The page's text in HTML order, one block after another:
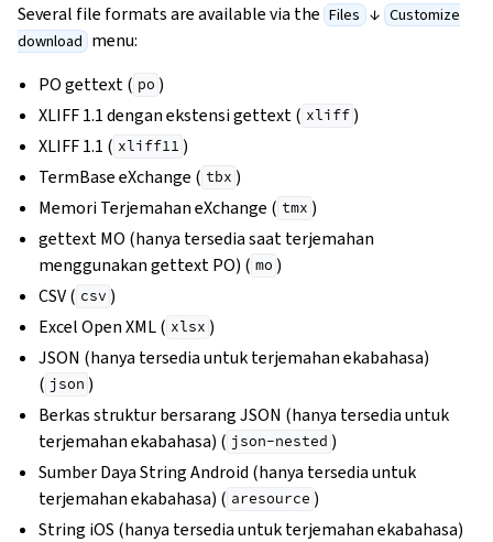
Several file formats are available via the Files ↓ Customize
download menu:
PO gettext ( po )
XLIFF 1.1 dengan ekstensi gettext ( xliff )
XLIFF 1.1 ( xliff11 )
TermBase eXchange ( tbx )
Memori Terjemahan eXchange ( tmx )
gettext MO (hanya tersedia saat terjemahan
menggunakan gettext PO) ( mo )
CSV ( csv )
Excel Open XML ( xlsx )
JSON (hanya tersedia untuk terjemahan ekabahasa)
( json )
Berkas struktur bersarang JSON (hanya tersedia untuk
terjemahan ekabahasa) ( json-nested )
Sumber Daya String Android (hanya tersedia untuk
terjemahan ekabahasa) ( aresource )
String iOS (hanya tersedia untuk terjemahan ekabahasa)